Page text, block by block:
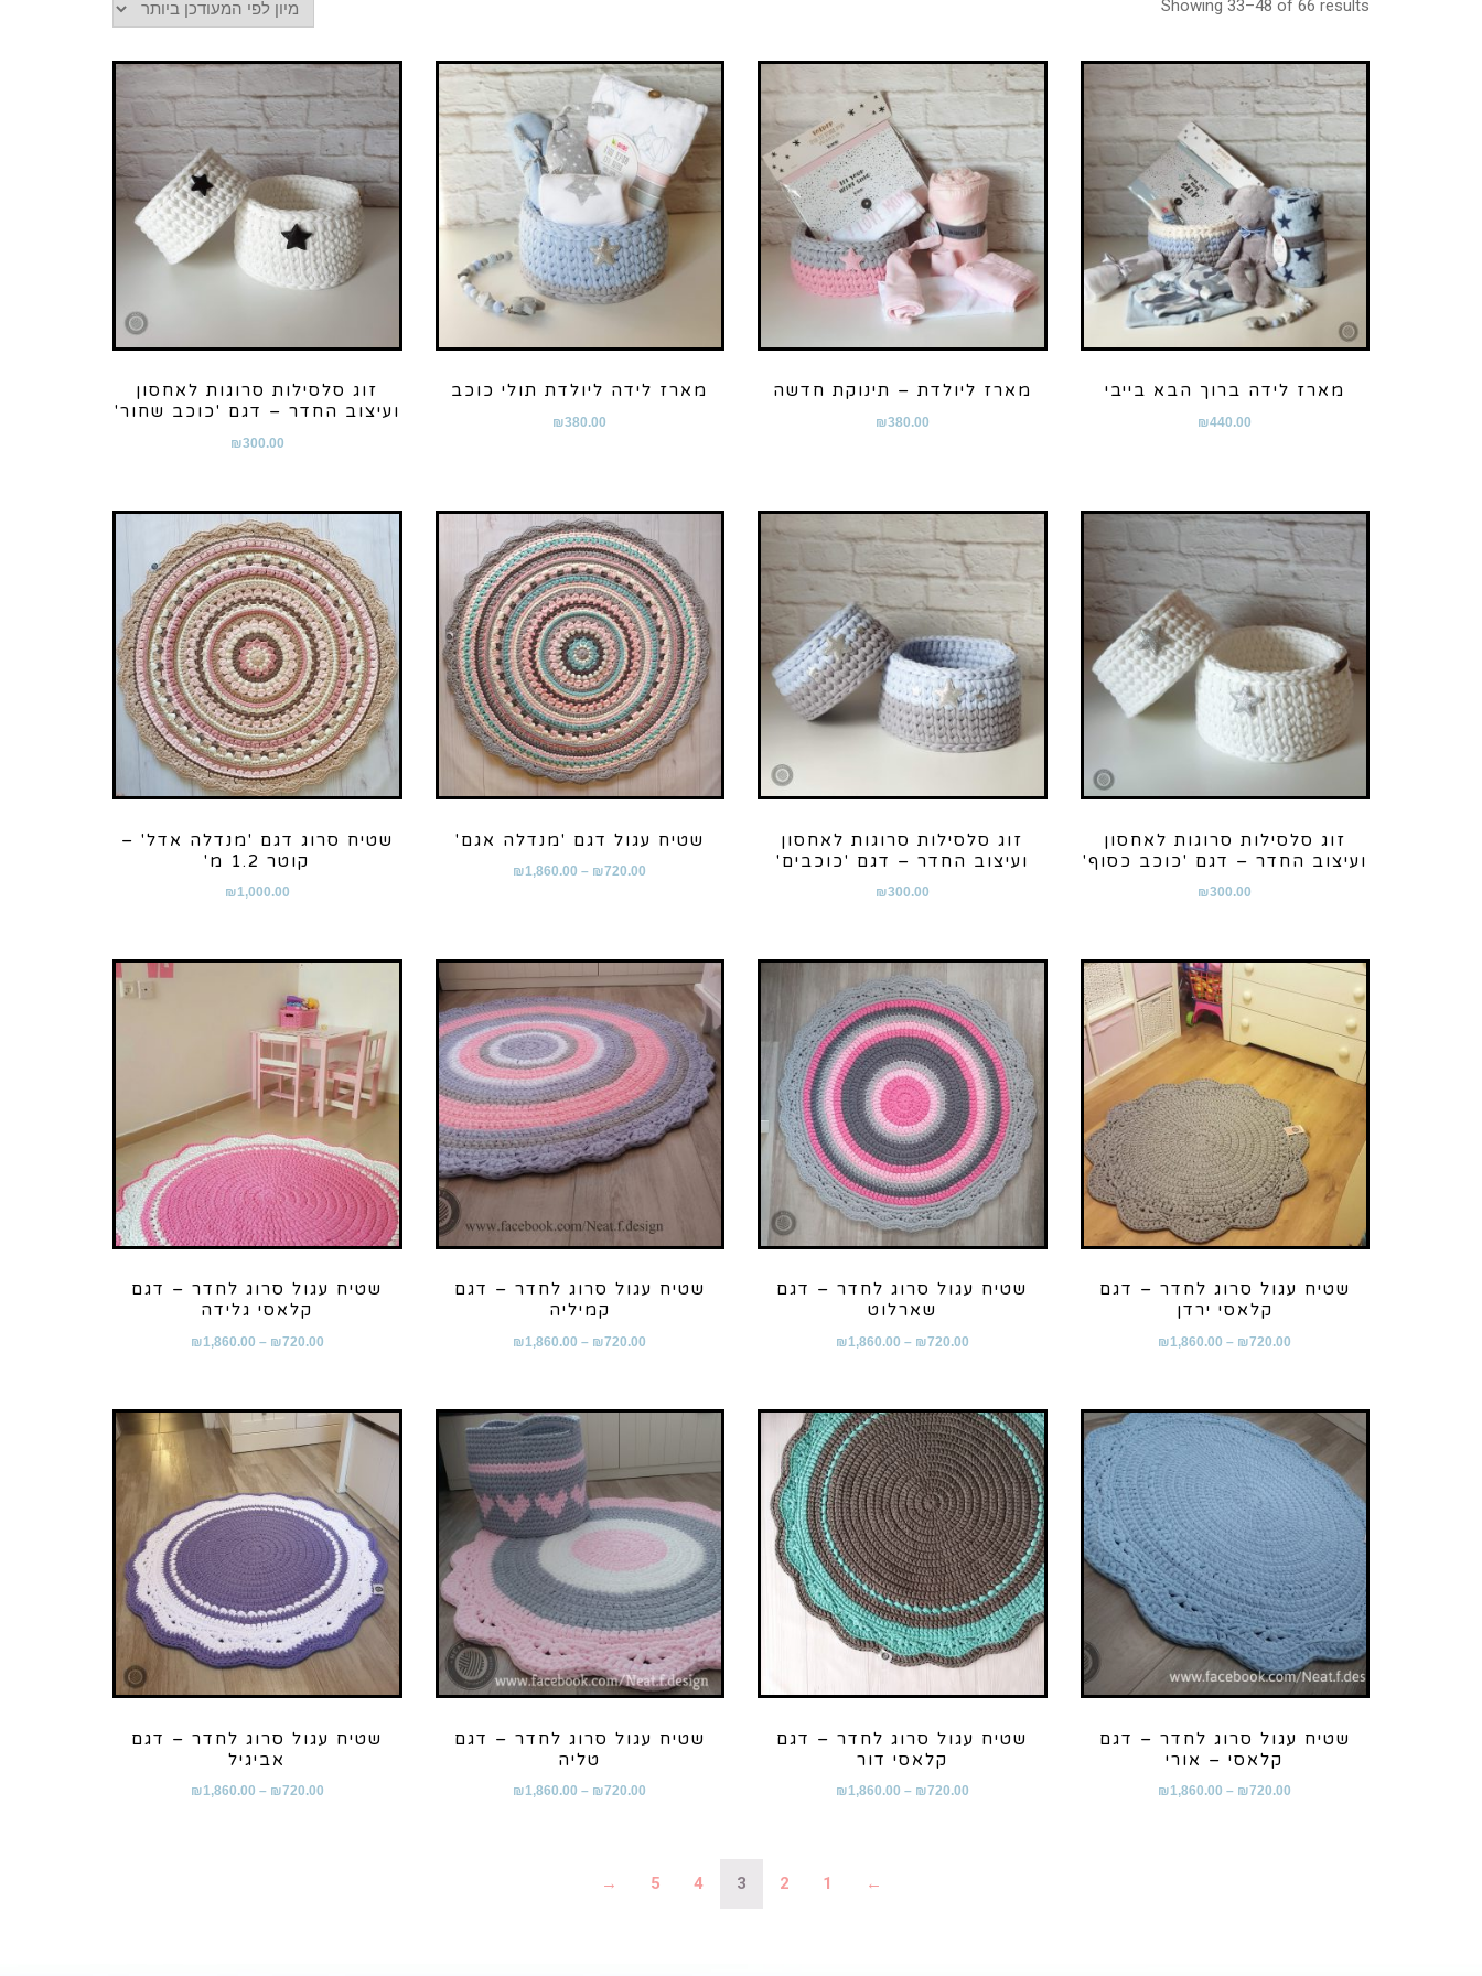
Showing 33–48 of 66 results
מארז לידה ברוך הבא בייבי
₪440.00
מארז ליולדת – תינוקת חדשה
₪380.00
מארז לידה ליולדת תולי כוכב
₪380.00
זוג סלסילות סרוגות לאחסון
ועיצוב החדר – דגם 'כוכב שחור'
₪300.00
זוג סלסילות סרוגות לאחסון
ועיצוב החדר – דגם 'כוכב כסוף'
₪300.00
זוג סלסילות סרוגות לאחסון
ועיצוב החדר – דגם 'כוכבים'
₪300.00
שטיח עגול דגם 'מנדלה אגם'
₪720.00
–
₪1,860.00
שטיח סרוג דגם 'מנדלה אדל' –
קוטר 1.2 מ'
₪1,000.00
שטיח עגול סרוג לחדר – דגם
קלאסי ירדן
₪720.00
–
₪1,860.00
שטיח עגול סרוג לחדר – דגם
שארלוט
₪720.00
–
₪1,860.00
שטיח עגול סרוג לחדר – דגם
קמיליה
₪720.00
–
₪1,860.00
שטיח עגול סרוג לחדר – דגם
קלאסי גלידה
₪720.00
–
₪1,860.00
שטיח עגול סרוג לחדר – דגם
קלאסי – אורי
₪720.00
–
₪1,860.00
שטיח עגול סרוג לחדר – דגם
קלאסי דור
₪720.00
–
₪1,860.00
שטיח עגול סרוג לחדר – דגם
טליה
₪720.00
–
₪1,860.00
שטיח עגול סרוג לחדר – דגם
אביגיל
₪720.00
–
₪1,860.00
←
1
2
3
4
5
→